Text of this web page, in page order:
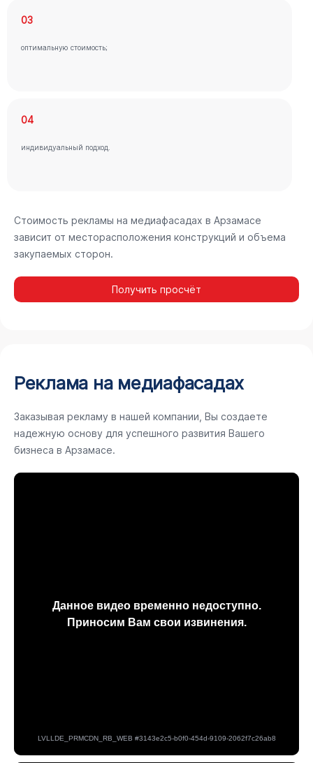
03
оптимальную стоимость;
04
индивидуальный подход.
Стоимость рекламы на медиафасадах в Арзамасе
зависит от месторасположения конструкций и объема
закупаемых сторон.
Получить просчёт
Реклама на медиафасадах
Заказывая рекламу в нашей компании, Вы создаете
надежную основу для успешного развития Вашего
бизнеса в Арзамасе.